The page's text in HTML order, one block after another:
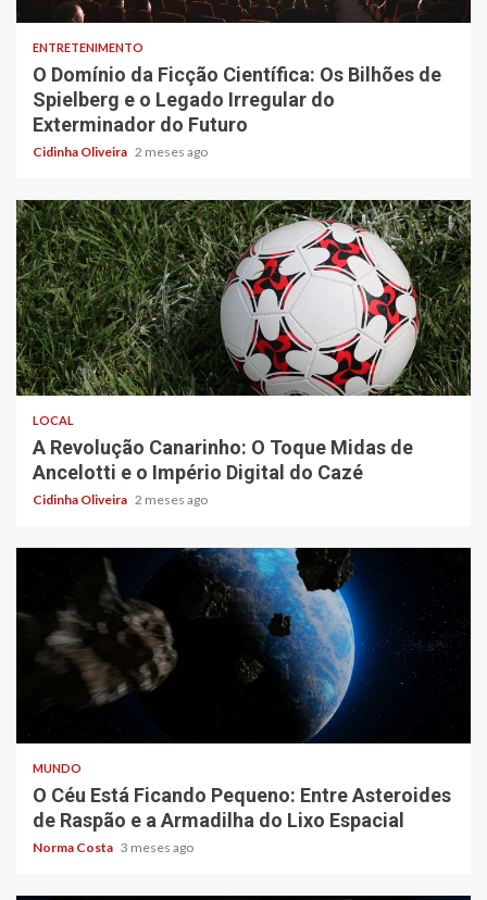
ENTRETENIMENTO
O Domínio da Ficção Científica: Os Bilhões de
Spielberg e o Legado Irregular do
Exterminador do Futuro
Cidinha Oliveira 2 meses ago
4 min read
LOCAL
A Revolução Canarinho: O Toque Midas de
Ancelotti e o Império Digital do Cazé
Cidinha Oliveira 2 meses ago
MUNDO
O Céu Está Ficando Pequeno: Entre Asteroides
de Raspão e a Armadilha do Lixo Espacial
Norma Costa 3 meses ago